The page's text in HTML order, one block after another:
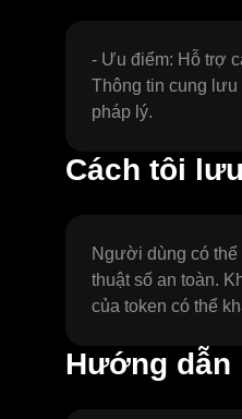
- Ưu điểm: Hỗ trợ
Thông tin cung
pháp lý.
Cách tôi
Người dùng có thể
thuật số an toàn.
của token có thể
Hướng dẫn